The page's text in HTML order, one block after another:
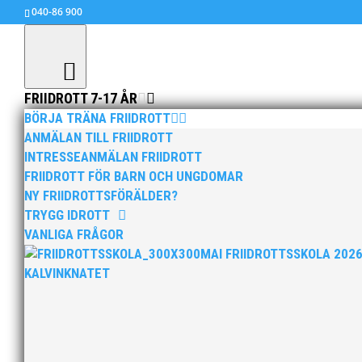
040-86 900
FRIIDROTT 7-17 ÅR
BÖRJA TRÄNA FRIIDROTT
ANMÄLAN TILL FRIIDROTT
INTRESSEANMÄLAN FRIIDROTT
FRIIDROTT FÖR BARN OCH UNGDOMAR
NY FRIIDROTTSFÖRÄLDER?
TRYGG IDROTT
VANLIGA FRÅGOR
MAI FRIIDROTTSSKOLA 2026
KALVINKNATET